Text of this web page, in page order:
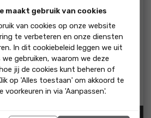
Annastraat 3
zeer deskundig. Na overleg mbt de
ze uiteindelijk een verkoopprijs weten te
boven lag. Alles ging zoals ik had
maakt gebruik van cookies
van cookies op onze website
te verbeteren en onze diensten
In dit cookiebeleid leggen we uit
we gebruiken, waarom we deze
jij de cookies kunt beheren of
op 'Alles toestaan' om akkoord te
voorkeuren in via 'Aanpassen'.